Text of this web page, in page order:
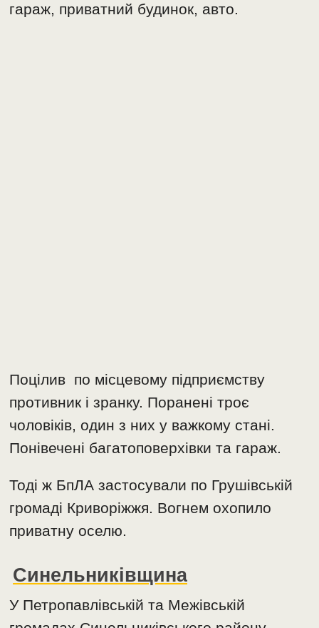
гараж, приватний будинок, авто.
Поцілив по місцевому підприємству
противник і зранку. Поранені троє
чоловіків, один з них у важкому стані.
Понівечені багатоповерхівки та гараж.
Тоді ж БпЛА застосували по Грушівській
громаді Криворіжжя. Вогнем охопило
приватну оселю.
Синельниківщина
У Петропавлівській та Межівській